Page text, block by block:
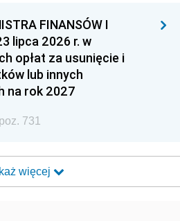
FINANSÓW I
lipca 2026 r. w
opłat za usunięcie i
lub innych
na rok 2027
731
więcej